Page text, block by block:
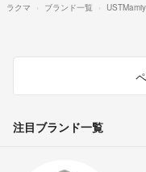
ラクマ ブランド一覧
注目ブランド一覧